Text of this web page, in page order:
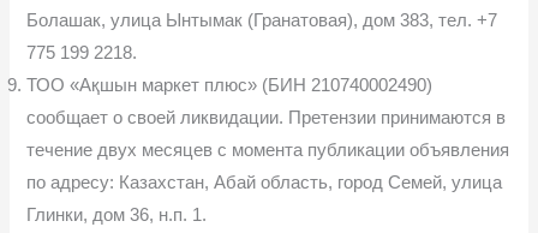
Болашак, улица Ынтымак (Гранатовая), дом 383, тел. +7
775 199 2218.
ТОО «Ақшын маркет плюс» (БИН 210740002490)
сообщает о своей ликвидации. Претензии принимаются в
течение двух месяцев с момента публикации объявления
по адресу: Казахстан, Абай область, город Семей, улица
Глинки, дом 36, н.п. 1.